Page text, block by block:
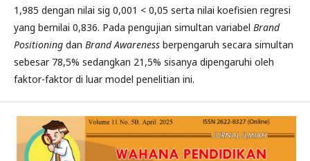
1,985 dengan nilai sig 0,001 < 0,05 serta nilai koefisien regresi
yang bernilai 0,836. Pada pengujian simultan variabel Brand
Positioning dan Brand Awareness berpengaruh secara simultan
sebesar 78,5% sedangkan 21,5% sisanya dipengaruhi oleh
faktor-faktor di luar model penelitian ini.